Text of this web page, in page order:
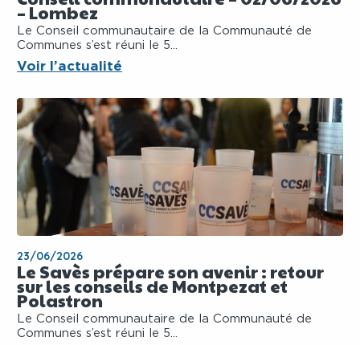
– Lombez
Le Conseil communautaire de la Communauté de
Communes s’est réuni le 5...
Voir l’actualité
23/06/2026
Le Savès prépare son avenir : retour
sur les conseils de Montpezat et
Polastron
Le Conseil communautaire de la Communauté de
Communes s’est réuni le 5...